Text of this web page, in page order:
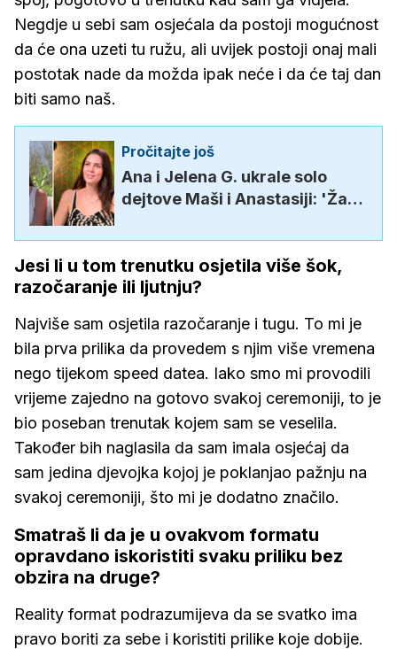
Negdje u sebi sam osjećala da postoji mogućnost
da će ona uzeti tu ružu, ali uvijek postoji onaj mali
postotak nade da možda ipak neće i da će taj dan
biti samo naš.
Pročitajte još
Ana i Jelena G. ukrale solo
dejtove Maši i Anastasiji: 'Žao
čekati drugu priliku'
Jesi li u tom trenutku osjetila više šok,
razočaranje ili ljutnju?
Najviše sam osjetila razočaranje i tugu. To mi je
bila prva prilika da provedem s njim više vremena
nego tijekom speed datea. Iako smo mi provodili
vrijeme zajedno na gotovo svakoj ceremoniji, to je
bio poseban trenutak kojem sam se veselila.
Također bih naglasila da sam imala osjećaj da
sam jedina djevojka kojoj je poklanjao pažnju na
svakoj ceremoniji, što mi je dodatno značilo.
Smatraš li da je u ovakvom formatu
opravdano iskoristiti svaku priliku bez
obzira na druge?
Reality format podrazumijeva da se svatko ima
pravo boriti za sebe i koristiti prilike koje dobije.